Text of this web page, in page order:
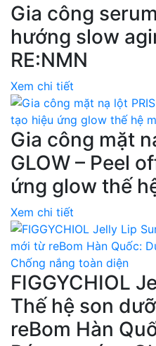
Gia công
hướng slow
RE:NMN
Xem chi tiết
Gia công mặt
GLOW – Peel
ứng glow thế
Xem chi tiết
FIGGYCHIOL
Thế hệ son
reBom Hàn